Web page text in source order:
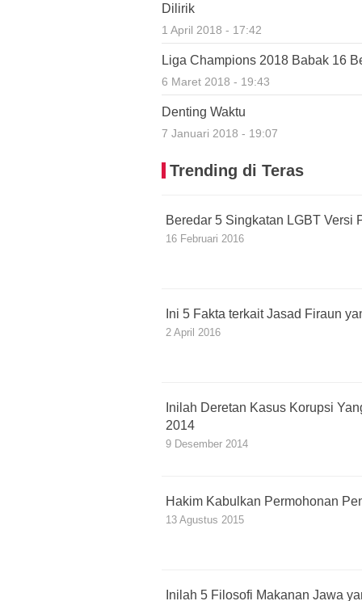
Dilirik
1 April 2018 - 17:42
Liga Champions 2018 Babak 16
6 Maret 2018 - 19:43
Denting Waktu
7 Januari 2018 - 19:07
Trending di Teras
Beredar 5 Singkatan LGBT Versi
16 Februari 2016
Ini 5 Fakta terkait Jasad Firaun
2 April 2016
Inilah Deretan Kasus Korupsi
2014
9 Desember 2014
Hakim Kabulkan Permohonan
13 Agustus 2015
Inilah 5 Filosofi Makanan Jawa